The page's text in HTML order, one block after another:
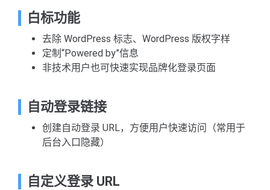
白标功能
去除 WordPress 标志、WordPress 版权字样
定制“Powered by”信息
非技术用户也可快速实现品牌化登录页面
自动登录链接
创建自动登录 URL，方便用户快速访问（常用于
后台入口隐藏）
自定义登录 URL